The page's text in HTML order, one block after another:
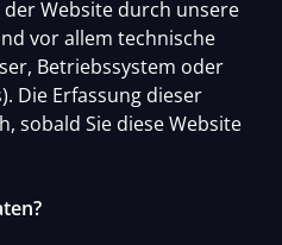
Website durch unsere
vor allem technische
Betriebssystem oder
Die Erfassung dieser
sobald Sie diese Website